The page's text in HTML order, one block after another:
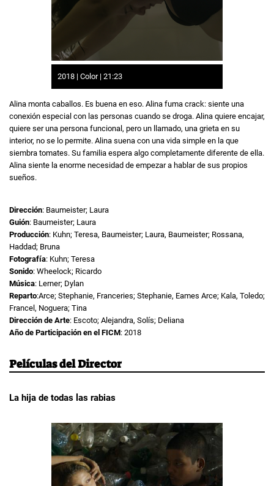
2018 | Color | 21:23
Alina monta caballos. Es buena en eso. Alina fuma crack: siente una
conexión especial con las personas cuando se droga. Alina quiere encajar,
quiere ser una persona funcional, pero un llamado, una grieta en su
interior, no se lo permite. Alina suena con una vida simple en la que
siembra tomates. Su familia espera algo completamente diferente de ella.
Alina siente la enorme necesidad de empezar a hablar de sus propios
sueños.
Dirección: Baumeister; Laura
Guión: Baumeister; Laura
Producción: Kuhn; Teresa, Baumeister; Laura, Baumeister; Rossana,
Haddad; Bruna
Fotografía: Kuhn; Teresa
Sonido: Wheelock; Ricardo
Música: Lerner; Dylan
Reparto:Arce; Stephanie, Franceries; Stephanie, Eames Arce; Kala, Toledo;
Francel, Noguera; Tina
Dirección de Arte: Escoto; Alejandra, Solís; Deliana
Año de Participación en el FICM: 2018
Películas del Director
La hija de todas las rabias